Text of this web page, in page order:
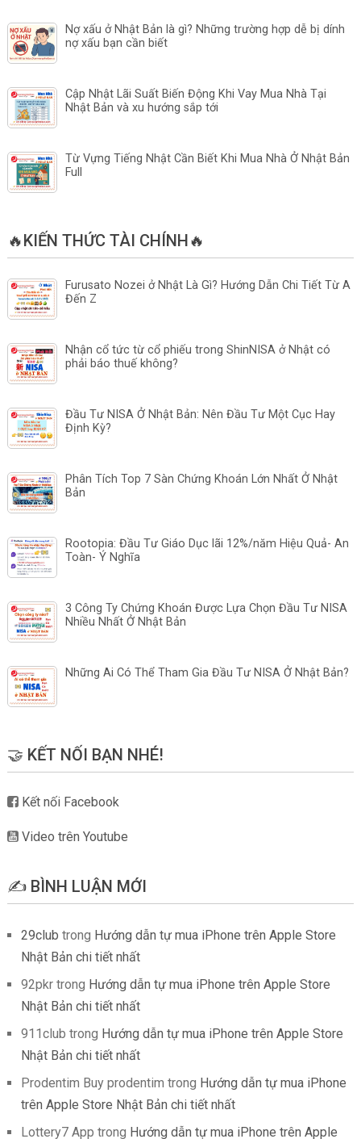
Nợ xấu ở Nhật Bản là gì? Những trường hợp dễ bị dính
nợ xấu bạn cần biết
Cập Nhật Lãi Suất Biến Động Khi Vay Mua Nhà Tại
Nhật Bản và xu hướng sắp tới
Từ Vựng Tiếng Nhật Cần Biết Khi Mua Nhà Ở Nhật Bản
Full
🔥KIẾN THỨC TÀI CHÍNH🔥
Furusato Nozei ở Nhật Là Gì? Hướng Dẫn Chi Tiết Từ A
Đến Z
Nhận cổ tức từ cổ phiếu trong ShinNISA ở Nhật có
phải báo thuế không?
Đầu Tư NISA Ở Nhật Bản: Nên Đầu Tư Một Cục Hay
Định Kỳ?
Phân Tích Top 7 Sàn Chứng Khoán Lớn Nhất Ở Nhật
Bản
Rootopia: Đầu Tư Giáo Dục lãi 12%/năm Hiệu Quả- An
Toàn- Ý Nghĩa
3 Công Ty Chứng Khoán Được Lựa Chọn Đầu Tư NISA
Nhiều Nhất Ở Nhật Bản
Những Ai Có Thể Tham Gia Đầu Tư NISA Ở Nhật Bản?
🤝 KẾT NỐI BẠN NHÉ!
Kết nối Facebook
Video trên Youtube
✍️ BÌNH LUẬN MỚI
29club trong Hướng dẫn tự mua iPhone trên Apple Store
Nhật Bản chi tiết nhất
92pkrtrong Hướng dẫn tự mua iPhone trên Apple Store
Nhật Bản chi tiết nhất
911club trong Hướng dẫn tự mua iPhone trên Apple Store
Nhật Bản chi tiết nhất
Prodentim Buy prodentim trong Hướng dẫn tự mua iPhone
trên Apple Store Nhật Bản chi tiết nhất
Lottery7 App trong Hướng dẫn tự mua iPhone trên Apple